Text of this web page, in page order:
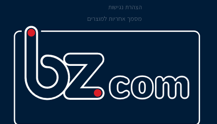
הצהרת נגישות
מסמך אחריות למוצרים